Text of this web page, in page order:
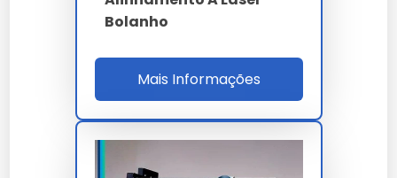
alinhamento a laser empresa
Ao nos escolher, você opta por um parceiro que
entende a importância crítica do alinhamento a laser
empresa para o sucesso do seu projeto.
Nossa equipe técnica está à disposição para sanar
Bolanho
Mais Informações